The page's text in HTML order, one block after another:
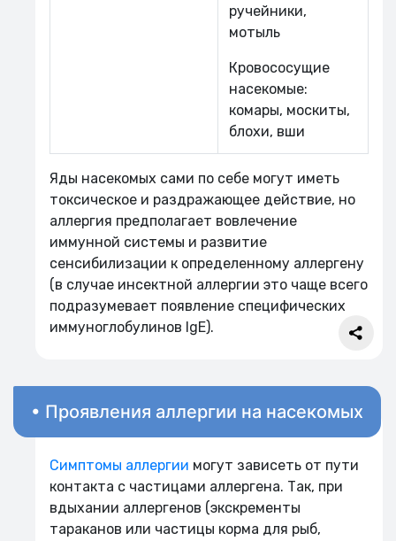
ручейники,
мотыль
Кровососущие
насекомые:
комары, москиты,
блохи, вши
Яды насекомых сами по себе могут иметь
токсическое и раздражающее действие, но
аллергия предполагает вовлечение
иммунной системы и развитие
сенсибилизации к определенному аллергену
(в случае инсектной аллергии это чаще всего
подразумевает появление специфических
иммуноглобулинов IgE).
• Проявления аллергии на насекомых
Симптомы аллергии могут зависеть от пути
контакта с частицами аллергена. Так, при
вдыхании аллергенов (экскременты
тараканов или частицы корма для рыб,